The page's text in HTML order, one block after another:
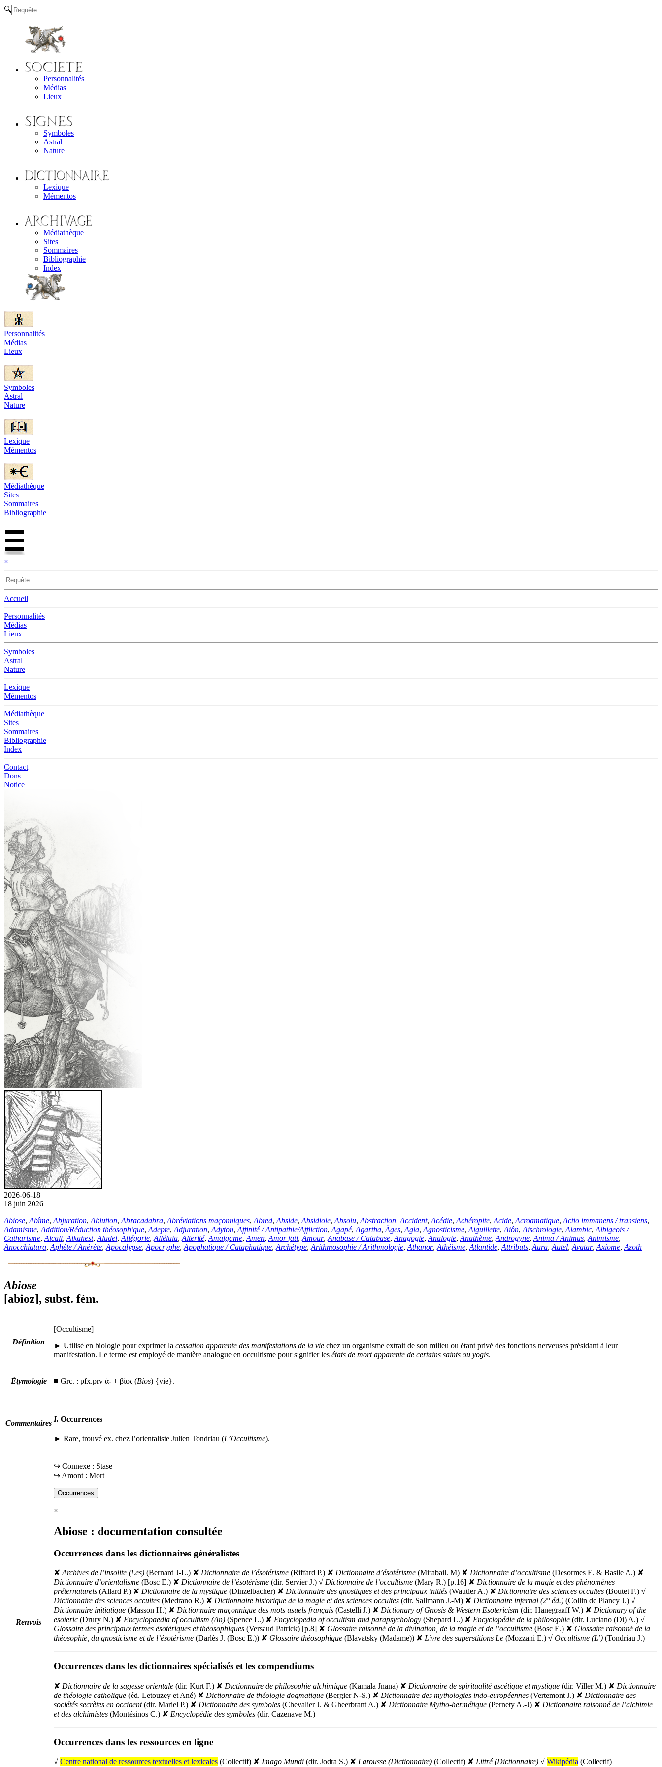
🔍
Personnalités
Médias
Lieux
Symboles
Astral
Nature
Lexique
Mémentos
Médiathèque
Sites
Sommaires
Bibliographie
Index
Personnalités
Médias
Lieux
Symboles
Astral
Nature
Lexique
Mémentos
Médiathèque
Sites
Sommaires
Bibliographie
×
Accueil
Personnalités
Médias
Lieux
Symboles
Astral
Nature
Lexique
Mémentos
Médiathèque
Sites
Sommaires
Bibliographie
Index
Contact
Dons
Notice
2026-06-18
18 juin 2026
Abiose, Abîme, Abjuration, Ablution, Abracadabra, Abréviations maçonniques, Abred, Abside, Absidiole, Absolu, Abstraction, Accident, Acédie, Achéropite, Acide, Acroamatique, Actio immanens / transiens,
Adamisme, Addition/Réduction théosophique, Adepte, Adjuration, Adyton, Affinité/Antipathie/Affliction, Agapé, Agartha, Âges, Agla, Agnosticisme, Aiguillette, Aiôn, Aischrologie, Alambic, Albigeois /
Catharisme, Alcali, Alkahest, Aludel, Allégorie, Alléluia, Alterité, Amalgame, Amen, Amor fati, Amour, Anabase /Catabase, Anagogie, Analogie, Anathème, Androgyne, Anima / Animus, Animisme,
Anocchiatura, Aphète /Anérète, Apocalypse, Apocryphe, Apophatique /Cataphatique, Archétype, Arithmosophie /Arithmologie, Athanor, Athéisme, Atlantide, Attributs, Aura, Autel, Avatar, Axiome, Azoth
Abiose
[abioz], subst. fém.
Définition
[Occultisme]
► Utilisé en biologie pour exprimer la cessation apparente des manifestations de la vie chez un organisme extrait de son milieu ou étant privé des fonctions nerveuses présidant à leur
manifestation. Le terme est employé de manière analogue en occultisme pour signifier les états de mort apparente de certains saints ou yogis.
Étymologie ■ Grc. : pfx.prv ἀ- + βίος (Bios) {vie}.
Commentaires I. Occurrences
► Rare, trouvé ex. chez l’orientaliste Julien Tondriau (L’Occultisme).
Renvois
↪ Connexe : Stase
↪ Amont : Mort
Occurrences
×
Abiose : documentation consultée
Occurrences dans les dictionnaires généralistes
✘ Archives de l’insolite (Les) (Bernard J-L.) ✘ Dictionnaire de l’ésotérisme (Riffard P.) ✘ Dictionnaire d’ésotérisme (Mirabail. M) ✘ Dictionnaire d’occultisme (Desormes E. & Basile A.) ✘
Dictionnaire d’orientalisme (Bosc E.) ✘ Dictionnaire de l’ésotérisme (dir. Servier J.) √ Dictionnaire de l’occultisme (Mary R.) [p.16] ✘ Dictionnaire de la magie et des phénomènes
préternaturels (Allard P.) ✘ Dictionnaire de la mystique (Dinzelbacher) ✘ Dictionnaire des gnostiques et des principaux initiés (Wautier A.) ✘ Dictionnaire des sciences occultes (Boutet F.) √
Dictionnaire des sciences occultes (Medrano R.) ✘ Dictionnaire historique de la magie et des sciences occultes (dir. Sallmann J.-M) ✘ Dictionnaire infernal (2°éd.) (Collin de Plancy J.) √
Dictionnaire initiatique (Masson H.) ✘ Dictionnaire maçonnique des mots usuels français (Castelli J.) ✘ Dictionary of Gnosis & Western Esotericism (dir. Hanegraaff W.) ✘ Dictionary of the
esoteric (Drury N.) ✘ Encyclopaedia of occultism (An) (Spence L.) ✘ Encyclopedia of occultism and parapsychology (Shepard L.) ✘ Encyclopédie de la philosophie (dir. Luciano (Di) A.) √
Glossaire des principaux termes ésotériques et théosophiques (Versaud Patrick) [p.8] ✘ Glossaire raisonné de la divination, de la magie et de l’occultisme (Bosc E.) ✘ Glossaire raisonné de la
théosophie, du gnosticisme et de l’ésotérisme (Darlès J. (Bosc E.)) ✘ Glossaire théosophique (Blavatsky (Madame)) ✘ Livre des superstitions Le (Mozzani E.) √ Occultisme (L’) (Tondriau J.)
Occurrences dans les dictionnaires spécialisés et les compendiums
✘ Dictionnaire de la sagesse orientale (dir. Kurt F.) ✘ Dictionnaire de philosophie alchimique (Kamala Jnana) ✘ Dictionnaire de spiritualité ascétique et mystique (dir. Viller M.) ✘ Dictionnaire
de théologie catholique (éd. Letouzey et Ané) ✘ Dictionnaire de théologie dogmatique (Bergier N-S.) ✘ Dictionnaire des mythologies indo-européennes (Vertemont J.) ✘ Dictionnaire des
sociétés secrètes en occident(dir. Mariel P.) ✘ Dictionnaire des symboles (Chevalier J. & Gheerbrant A.) ✘ Dictionnaire Mytho-hermétique (Pernety A.-J) ✘ Dictionnaire raisonné de l’alchimie
et des alchimistes (Montésinos C.) ✘ Encyclopédie des symboles (dir. Cazenave M.)
Occurrences dans les ressources en ligne
√ Centre national de ressources textuelles et lexicales (Collectif) ✘ Imago Mundi (dir. Jodra S.) ✘ Larousse (Dictionnaire) (Collectif) ✘ Littré (Dictionnaire) √ Wikipédia (Collectif)